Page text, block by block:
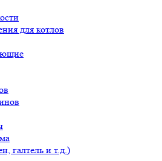
для котлов
галтель и т.д.)